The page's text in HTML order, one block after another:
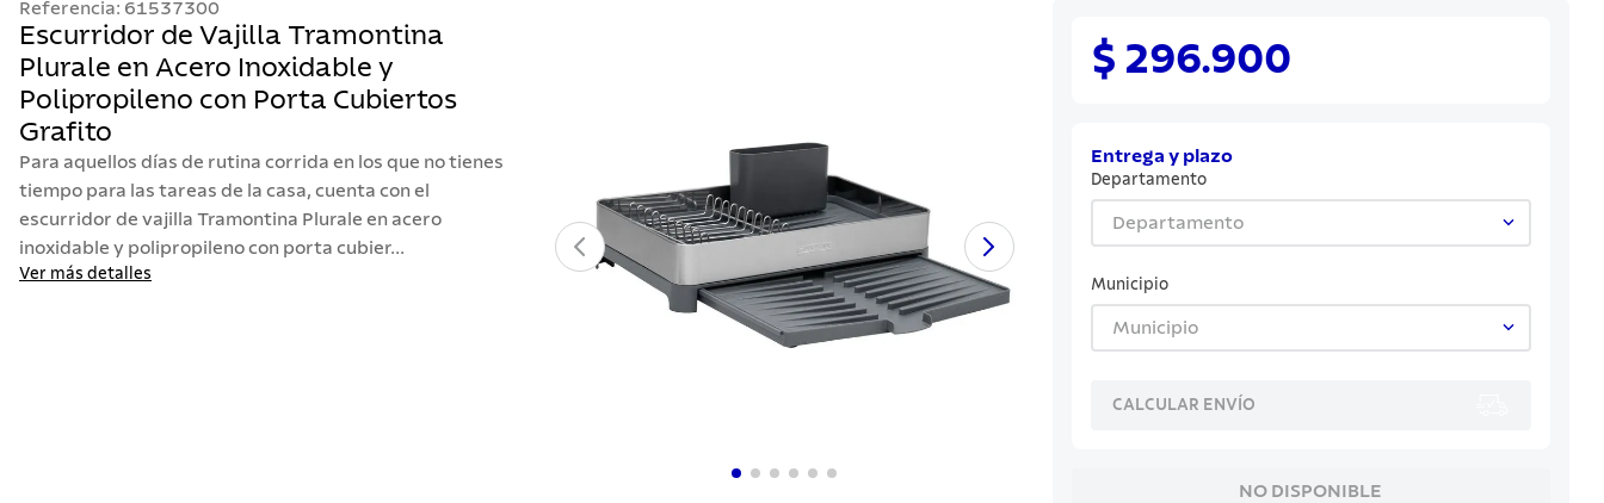
Referencia: 61537300
Escurridor de Vajilla Tramontina
Plurale en Acero Inoxidable y
Polipropileno con Porta Cubiertos
Grafito
Para aquellos días de rutina corrida en los que no tienes
tiempo para las tareas de la casa, cuenta con el
escurridor de vajilla Tramontina Plurale en acero
inoxidable y polipropileno con porta cubier...
Ver más detalles
$ 296.900
Entrega y plazo
Departamento
Departamento
Municipio
Municipio
CALCULAR ENVÍO
NO DISPONIBLE
5 . ollas